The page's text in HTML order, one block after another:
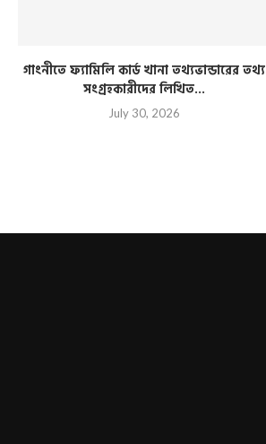
গাংনীতে ফ্যামিলি কার্ড খানা তথ্যভান্ডারের তথ্য
সংগ্রহকারীদের লিখিত...
July 30, 2026